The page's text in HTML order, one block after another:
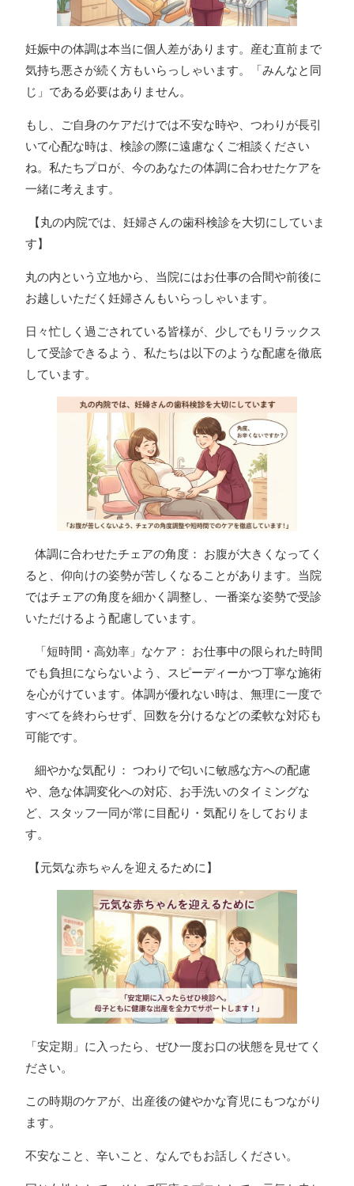
妊娠中の体調は本当に個人差があります。産む直前まで
気持ち悪さが続く方もいらっしゃいます。「みんなと同
じ」である必要はありません。
もし、ご自身のケアだけでは不安な時や、つわりが長引
いて心配な時は、検診の際に遠慮なくご相談ください
ね。私たちプロが、今のあなたの体調に合わせたケアを
一緒に考えます。
【丸の内院では、妊婦さんの歯科検診を大切にしていま
す】
丸の内という立地から、当院にはお仕事の合間や前後に
お越しいただく妊婦さんもいらっしゃいます。
日々忙しく過ごされている皆様が、少しでもリラックス
して受診できるよう、私たちは以下のような配慮を徹底
しています。
体調に合わせたチェアの角度： お腹が大きくなってく
ると、仰向けの姿勢が苦しくなることがあります。当院
ではチェアの角度を細かく調整し、一番楽な姿勢で受診
いただけるよう配慮しています。
「短時間・高効率」なケア： お仕事中の限られた時間
でも負担にならないよう、スピーディーかつ丁寧な施術
を心がけています。体調が優れない時は、無理に一度で
すべてを終わらせず、回数を分けるなどの柔軟な対応も
可能です。
細やかな気配り： つわりで匂いに敏感な方への配慮
や、急な体調変化への対応、お手洗いのタイミングな
ど、スタッフ一同が常に目配り・気配りをしておりま
す。
【元気な赤ちゃんを迎えるために】
「安定期」に入ったら、ぜひ一度お口の状態を見せてく
ださい。
この時期のケアが、出産後の健やかな育児にもつながり
ます。
不安なこと、辛いこと、なんでもお話しください。